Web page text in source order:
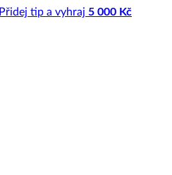
Přidej tip a vyhraj 5 000 Kč